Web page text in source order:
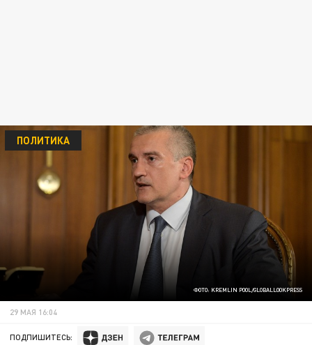
ФОТО: KREMLIN POOL/GLOBALLOOKPRESS
ПОЛИТИКА
29 МАЯ 16:04
ПОДПИШИТЕСЬ: